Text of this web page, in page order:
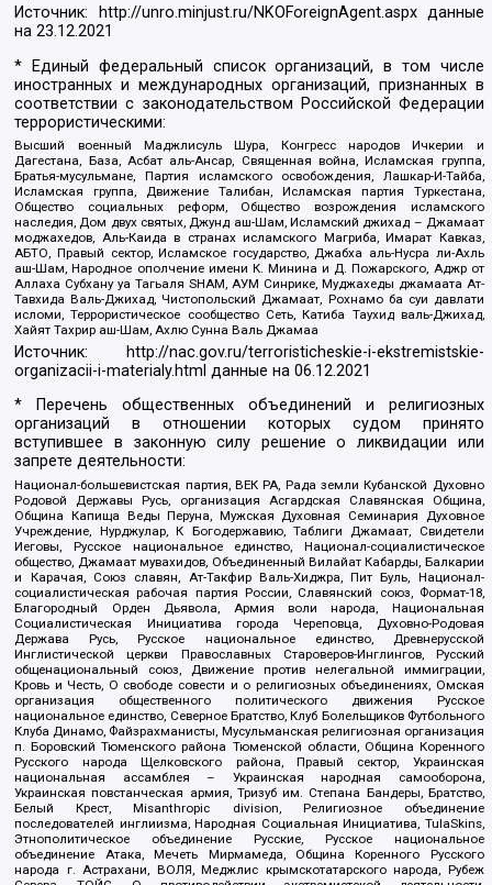
Источник: http://unro.minjust.ru/NKOForeignAgent.aspxданные
на23.12.2021
* Единый федеральный список организаций, в том числе
иностранных и международных организаций, признанных в
соответствии с законодательством Российской Федерации
террористическими:
Высший военный Маджлисуль Шура, Конгресс народов Ичкерии и
Дагестана, База, Асбат аль-Ансар, Священная война, Исламская группа,
Братья-мусульмане, Партия исламского освобождения, Лашкар-И-Тайба,
Исламская группа, Движение Талибан, Исламская партия Туркестана,
Общество социальных реформ, Общество возрождения исламского
наследия, Дом двух святых, Джунд аш-Шам, Исламский джихад – Джамаат
моджахедов, Аль-Каида в странах исламского Магриба, Имарат Кавказ,
АБТО, Правый сектор, Исламское государство, Джабха аль-Нусра ли-Ахль
аш-Шам, Народное ополчение имени К. Минина и Д. Пожарского, Аджр от
Аллаха Субхану уа Тагьаля SHAM, АУМ Синрике, Муджахеды джамаата Ат-
Тавхида Валь-Джихад, Чистопольский Джамаат, Рохнамо ба суи давлати
исломи, Террористическое сообщество Сеть, Катиба Таухид валь-Джихад,
Хайят Тахрир аш-Шам, Ахлю Сунна Валь Джамаа
Источник:
http://nac.gov.ru/terroristicheskie-i-ekstremistskie-
organizacii-i-materialy.html данные на06.12.2021
* Перечень общественных объединений и религиозных
организаций в отношении которых судом принято
вступившее в законную силу решение о ликвидации или
запрете деятельности:
Национал-большевистская партия, ВЕК РА, Рада земли Кубанской Духовно
Родовой Державы Русь, организация Асгардская Славянская Община,
Община Капища Веды Перуна, Мужская Духовная Семинария Духовное
Учреждение, Нурджулар, К Богодержавию, Таблиги Джамаат, Свидетели
Иеговы, Русское национальное единство, Национал-социалистическое
общество, Джамаат мувахидов, Объединенный Вилайат Кабарды, Балкарии
и Карачая, Союз славян, Ат-Такфир Валь-Хиджра, Пит Буль, Национал-
социалистическая рабочая партия России, Славянский союз, Формат-18,
Благородный Орден Дьявола, Армия воли народа, Национальная
Социалистическая Инициатива города Череповца, Духовно-Родовая
Держава Русь, Русское национальное единство, Древнерусской
Инглистической церкви Православных Староверов-Инглингов, Русский
общенациональный союз, Движение против нелегальной иммиграции,
Кровь и Честь, О свободе совести и о религиозных объединениях, Омская
организация общественного политического движения Русское
национальное единство, Северное Братство, Клуб Болельщиков Футбольного
Клуба Динамо, Файзрахманисты, Мусульманская религиозная организация
п. Боровский Тюменского района Тюменской области, Община Коренного
Русского народа Щелковского района, Правый сектор, Украинская
национальная ассамблея – Украинская народная самооборона,
Украинская повстанческая армия, Тризуб им. Степана Бандеры, Братство,
Белый Крест, Misanthropic division, Религиозное объединение
последователей инглиизма, Народная Социальная Инициатива, TulaSkins,
Этнополитическое объединение Русские, Русское национальное
объединение Атака, Мечеть Мирмамеда, Община Коренного Русского
народа г. Астрахани, ВОЛЯ, Меджлис крымскотатарского народа, Рубеж